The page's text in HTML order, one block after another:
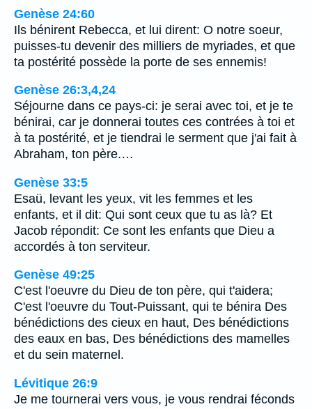
Genèse 24:60
Ils bénirent Rebecca, et lui dirent: O notre soeur,
puisses-tu devenir des milliers de myriades, et que
ta postérité possède la porte de ses ennemis!
Genèse 26:3,4,24
Séjourne dans ce pays-ci: je serai avec toi, et je te
bénirai, car je donnerai toutes ces contrées à toi et
à ta postérité, et je tiendrai le serment que j'ai fait à
Abraham, ton père.…
Genèse 33:5
Esaü, levant les yeux, vit les femmes et les
enfants, et il dit: Qui sont ceux que tu as là? Et
Jacob répondit: Ce sont les enfants que Dieu a
accordés à ton serviteur.
Genèse 49:25
C'est l'oeuvre du Dieu de ton père, qui t'aidera;
C'est l'oeuvre du Tout-Puissant, qui te bénira Des
bénédictions des cieux en haut, Des bénédictions
des eaux en bas, Des bénédictions des mamelles
et du sein maternel.
Lévitique 26:9
Je me tournerai vers vous, je vous rendrai féconds